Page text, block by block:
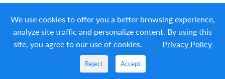
Copyright ©LIYOND ELECTRIC CO. LTD.
All Rights
ELECSPARE
We use cookies to offer you a better browsing experience,
analyze site traffic and personalize content. By using this
site, you agree to our use of cookies. Privacy Policy
Reject Accept